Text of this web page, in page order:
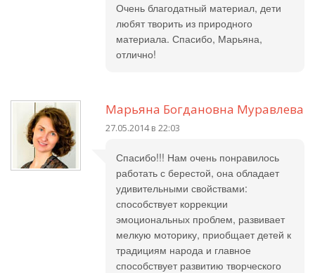
Очень благодатный материал, дети
любят творить из природного
материала. Спасибо, Марьяна,
отлично!
Марьяна Богдановна Муравлева
27.05.2014 в 22:03
Спасибо!!! Нам очень понравилось
работать с берестой, она обладает
удивительными свойствами:
способствует коррекции
эмоциональных проблем, развивает
мелкую моторику, приобщает детей к
традициям народа и главное
способствует развитию творческого